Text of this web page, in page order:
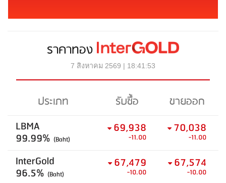
ราคาทอง
7 สิงหาคม 2569 | 18:41:53
ประเภท รับซื้อ
ขายออก
LBMA
99.99% (Baht)
69,938
-11.00
70,038
-11.00
InterGold
96.5% (Baht)
67,479
-10.00
67,574
-10.00